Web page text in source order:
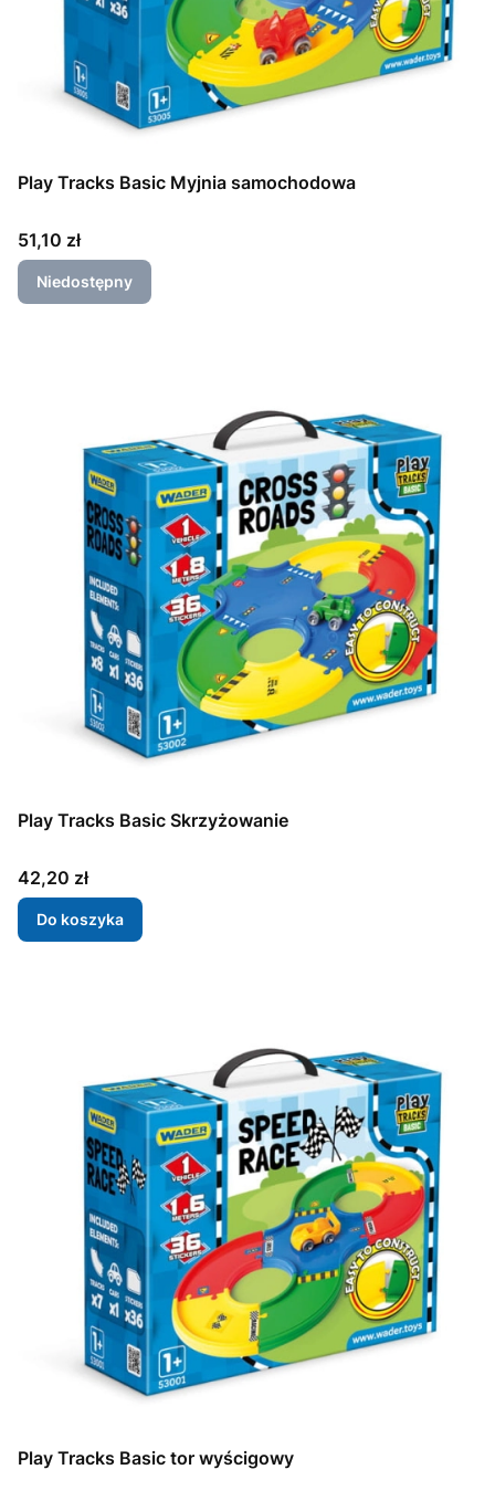
Play Tracks Basic Myjnia samochodowa
Cena
51,10 zł
Niedostępny
Play Tracks Basic Skrzyżowanie
Cena
42,20 zł
Do koszyka
Play Tracks Basic tor wyścigowy